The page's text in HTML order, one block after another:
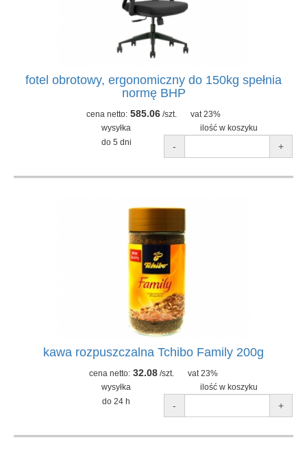
fotel obrotowy, ergonomiczny do 150kg spełnia
normę BHP
cena netto: 585.06 /szt.
vat 23%
wysyłka
ilość w koszyku
do 5 dni
- +
kawa rozpuszczalna Tchibo Family 200g
cena netto: 32.08 /szt.
vat 23%
wysyłka
ilość w koszyku
do 24 h
- +